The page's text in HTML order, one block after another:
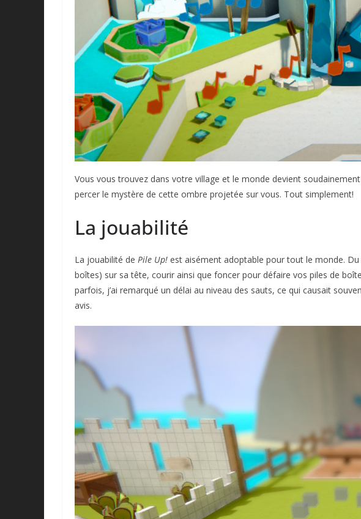
Vous vous trouvez dans votre village et le monde devient
percer le mystère de cette ombre projetée sur vous. Tout simplement!
La jouabilité
La jouabilité de Pile Up! est aisément adoptable pour tout le monde.
boîtes) sur sa tête, courir ainsi que foncer pour défaire vos piles de
parfois, j’ai remarqué un délai au niveau des sauts, ce qui causait
avis.